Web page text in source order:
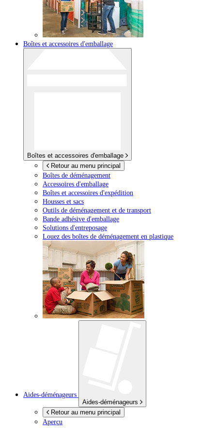
Boîtes et accessoires d'emballage
Boîtes et accessoires d'emballage
Retour au menu principal
Boîtes de déménagement
Accessoires d'emballage
Boîtes et accessoires d'expédition
Housses et sacs
Outils de déménagement et de transport
Bande adhésive d'emballage
Solutions d'entreposage
Louez des boîtes de déménagement en plastique
Aides-déménageurs
Aides-déménageurs
Retour au menu principal
Aperçu